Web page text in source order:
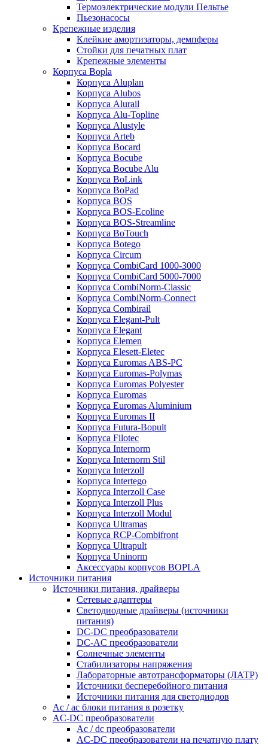
Термоэлектрические модули Пельтье
Пьезонасосы
Крепежные изделия
Клейкие амортизаторы, демпферы
Стойки для печатных плат
Крепежные элементы
Корпуса Bopla
Корпуса Aluplan
Корпуса Alubos
Корпуса Alurail
Корпуса Alu-Topline
Корпуса Alustyle
Корпуса Arteb
Корпуса Bocard
Корпуса Bocube
Корпуса Bocube Alu
Корпуса BoLink
Корпуса BoPad
Корпуса BOS
Корпуса BOS-Ecoline
Корпуса BOS-Streamline
Корпуса BoTouch
Корпуса Botego
Корпуса Circum
Корпуса CombiCard 1000-3000
Корпуса CombiCard 5000-7000
Корпуса CombiNorm-Classic
Корпуса CombiNorm-Connect
Корпуса Combirail
Корпуса Elegant-Pult
Корпуса Elegant
Корпуса Elemen
Корпуса Elesett-Eletec
Корпуса Euromas ABS-PC
Корпуса Euromas-Polymas
Корпуса Euromas Polyester
Корпуса Euromas
Корпуса Euromas Aluminium
Корпуса Euromas II
Корпуса Futura-Bopult
Корпуса Filotec
Корпуса Internorm
Корпуса Internorm Stil
Корпуса Interzoll
Корпуса Intertego
Корпуса Interzoll Case
Корпуса Interzoll Plus
Корпуса Interzoll Modul
Корпуса Ultramas
Корпуса RCP-Combifront
Корпуса Ultrapult
Корпуса Uninorm
Аксессуары корпусов BOPLA
Источники питания
Источники питания, драйверы
Сетевые адаптеры
Светодиодные драйверы (источники
питания)
DC-DC преобразователи
DC-AC преобразователи
Солнечные элементы
Стабилизаторы напряжения
Лабораторные автотрансформаторы (ЛАТР)
Источники бесперебойного питания
Источники питания для светодиодов
Ac / ac блоки питания в розетку
AC-DC преобразователи
Ac / dc преобразователи
AC-DC преобразователи на печатную плату